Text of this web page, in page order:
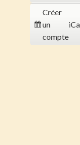
Créer
un
compte